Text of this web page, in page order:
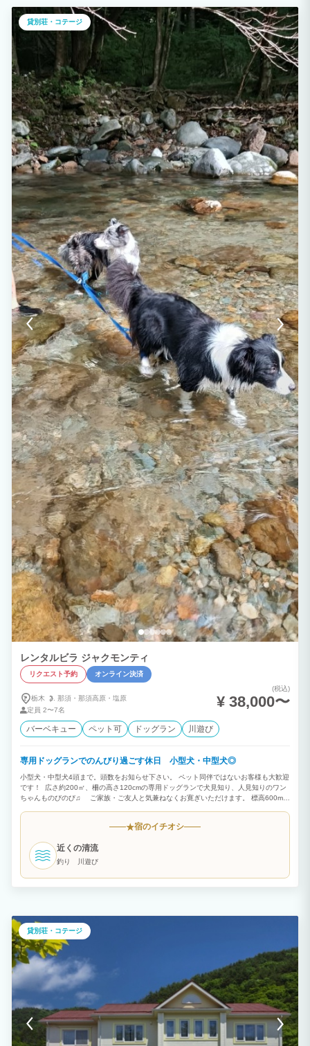
貸別荘・コテージ
レンタルビラ ジャクモンティ
リクエスト予約 オンライン決済
栃木 那須・ 那須高原・ 塩原
定員 2〜7名
(税込)
¥ 38,000〜
バーベキュー ペット可 ドッグラン 川遊び
専用ドッグランでのんびり過ごす休日 小型犬・中型犬◎
小型犬・中型犬4頭まで。頭数をお知らせ下さい。 ペット同伴ではないお客様も大歓迎
です！ 広さ約200㎡、柵の高さ120cmの専用ドッグランで犬見知り、人見知りのワン
ちゃんものびのび♫ ご家族・ご友人と気兼ねなくお寛ぎいただけます。 標高600m那
★宿のイチオシ
近くの清流
釣り 川遊び
貸別荘・コテージ